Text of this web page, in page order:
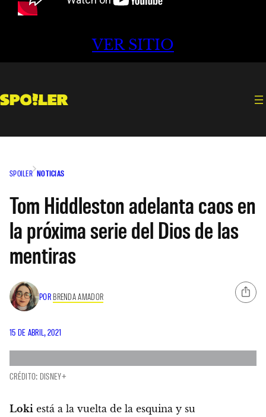
VER SITIO
SPOILER NOTICIAS
Tom Hiddleston adelanta caos en
la próxima serie del Dios de las
mentiras
POR BRENDA AMADOR
15 DE ABRIL, 2021
CRÉDITO: DISNEY+
Loki está a la vuelta de la esquina y su